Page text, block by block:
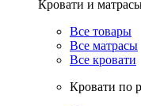
Кровати и
Все товары
Все матрасы
Все кровати
Кровати по